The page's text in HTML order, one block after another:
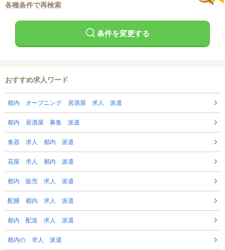
各種条件で再検索
条件を変更する
おすすめ求人ワード
都内 オープニング 居酒屋 求人 派遣
都内 居酒屋 募集 派遣
食器 求人 都内 派遣
花屋 求人 都内 派遣
都内 販売 求人 派遣
配膳 都内 求人 派遣
都内 配送 求人 派遣
都内の 求人 派遣